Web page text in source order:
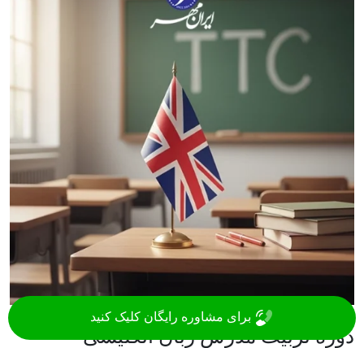
13 تیر 1405
دوره تربیت مدرس زبان انگلیسی
برای مشاوره رایگان کلیک کنید